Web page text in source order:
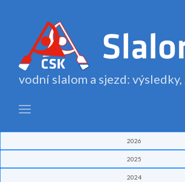
vodní slalom a sjezd:
2026
2025
2024